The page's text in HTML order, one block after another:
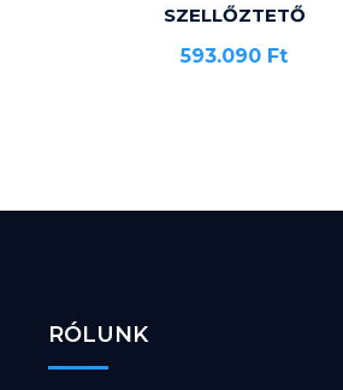
SZELLŐZTETŐ
593.090 Ft
RÓLUNK